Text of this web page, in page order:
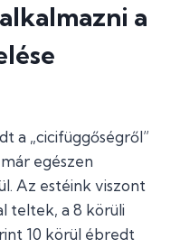
a
a „cicifüggőségről”
egészen
Az estéink viszont
teltek, a 8 körüli
10 körül ébredt